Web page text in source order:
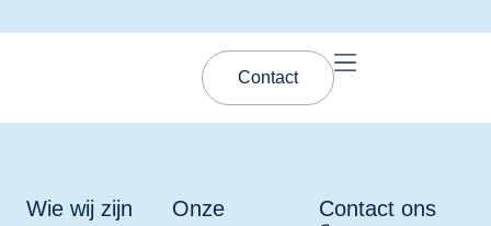
Contact
Wie wij zijn
Onze
Contact ons